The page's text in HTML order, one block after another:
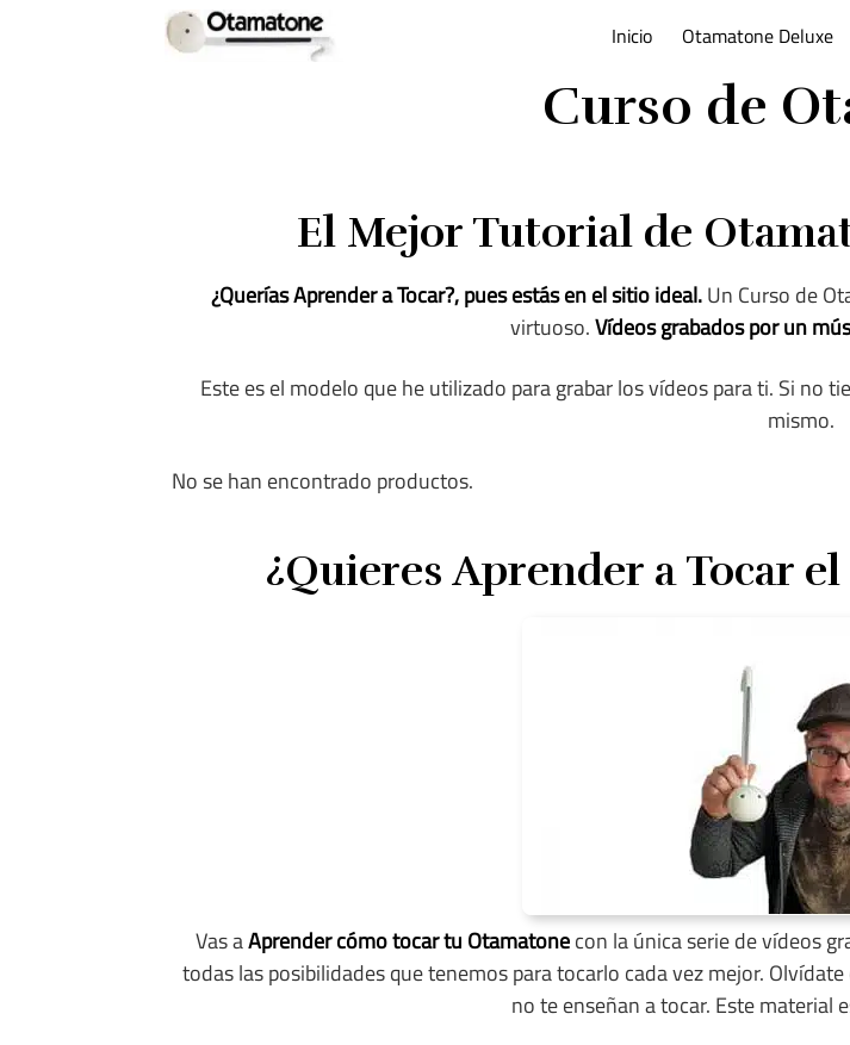
Inicio Otamatone Deluxe
Curso de
El Mejor Tutorial de
¿Querías Aprender a Tocar?, pues estás en el sitio ideal.Un Curso de
virtuoso.Vídeos grabados por un
Este es el modelo que he utilizado para grabar los vídeos para ti. Si no
mismo.
No se han encontrado productos.
¿Quieres Aprender a Tocar
Vas aAprender cómo tocar tu Otamatonecon la única serie de vídeos
todas las posibilidades que tenemos para tocarlo cada vez mejor.
no te enseñan a tocar. Este material